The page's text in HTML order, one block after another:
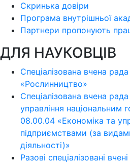
Скринька довіри
Програма внутрішньої
Партнери пропонують
ДЛЯ НАУКОВЦІВ
Спеціалізована вчена
«Рослинництво»
Спеціалізована вчена
управління національним
08.00.04 «Економіка та
підприємствами (за
діяльності)»
Разові спеціалізовані